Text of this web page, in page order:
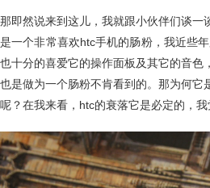
那即然说来到这儿，我就跟小伙伴们谈一
是一个非常喜欢htc手机的肠粉，我近些
也十分的喜爱它的操作面板及其它的音色
也是做为一个肠粉不肯看到的。那为何它
呢？在我来看，htc的衰落它是必定的，我